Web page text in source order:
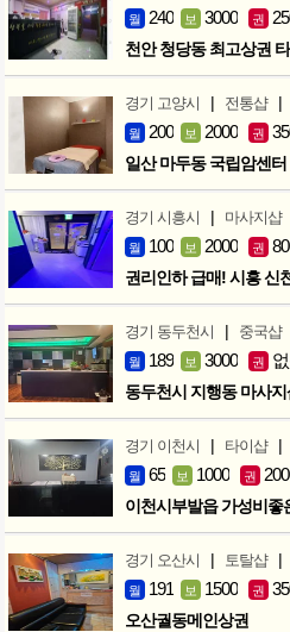
월 240 보 3000 권
천안 청당동 최고상권
경기 고양시 | 전통샵 |
월 200 보 2000 권
일산 마두동 국립암센
경기 시흥시 | 마사지샵
월 100 보 2000 권
권리인하 급매! 시흥 신
경기 동두천시 | 중국샵
월 189 보 3000 권
동두천시 지행동 마사
경기 이천시 | 타이샵 |
월 65 보 1000 권
이천시부발읍 가성비좋
경기 오산시 | 토탈샵 |
월 191 보 1500 권
오산궐동메인상권